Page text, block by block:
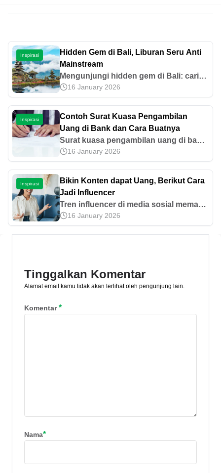
Inspirasi
Hidden Gem di Bali, Liburan Seru Anti
Mainstream
Mengunjungi hidden gem di Bali: cari
tahu lebih banyak destinasi wisata anti
mainstream serta nikmati petualangan
hemat dan pengalaman tak terlupakan
di sini.
16 January 2026
Inspirasi
Contoh Surat Kuasa Pengambilan
Uang di Bank dan Cara Buatnya
Surat kuasa pengambilan uang di bank
berfungsi untuk memberi kuasa pada
seseorang untuk mengambil uangmu
secara legal. Simak contoh suratnya di
sini!
16 January 2026
Inspirasi
Bikin Konten dapat Uang, Berikut Cara
Jadi Influencer
Tren influencer di media sosial memang
bukan hal yang baru seiring semakin
bertambahnya pengguna media sosial
16 January 2026
Tinggalkan Komentar
Alamat email kamu tidak akan terlihat oleh pengunjung lain.
Komentar*
Nama*